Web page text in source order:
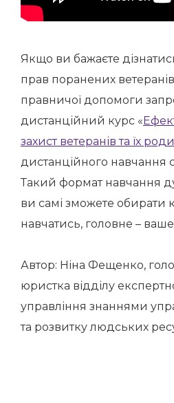
Якщо ви бажаєте
прав поранених
правничої допомоги
дистанційний курс «
захист ветеранів та їх
дистанційного навчання
Такий формат навчання
ви самі зможете обирати
навчатись, головне –
Автор: Ніна Фещенко,
юристка відділу
управління знаннями
та розвитку людських